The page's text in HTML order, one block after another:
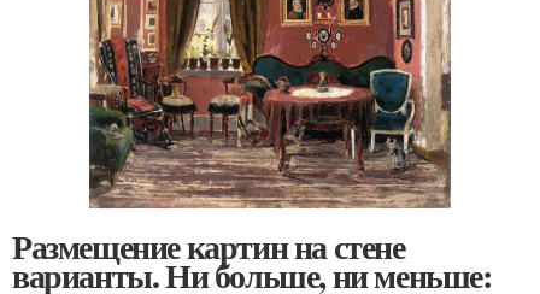
Размещение картин на стене
варианты. Ни больше, ни меньше: